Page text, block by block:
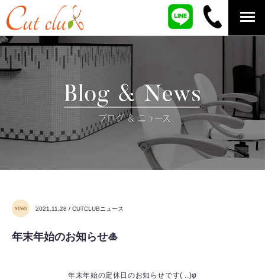
2021.11.28 / CUTCLUBニュース
年末年始のお知らせ🎍
年末年始の定休日のお知らせです( ..)φ